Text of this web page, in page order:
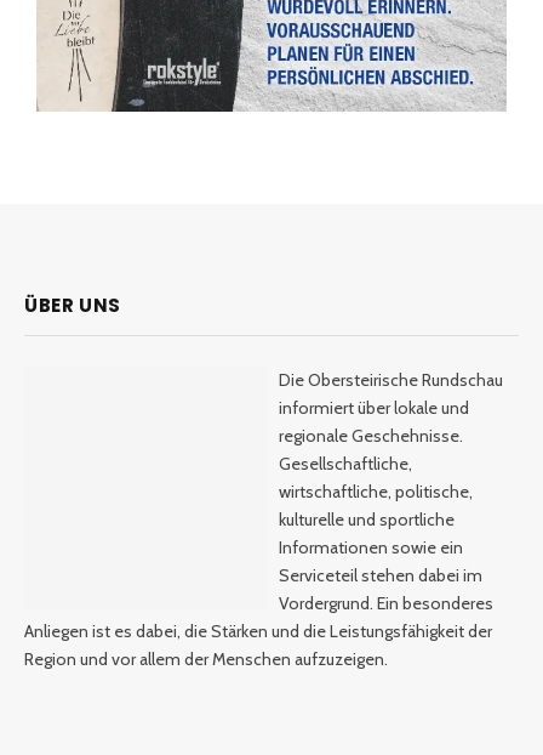
ÜBER UNS
Die Obersteirische Rundschau
informiert über lokale und
regionale Geschehnisse.
Gesellschaftliche,
wirtschaftliche, politische,
kulturelle und sportliche
Informationen sowie ein
Serviceteil stehen dabei im
Vordergrund. Ein besonderes
Anliegen ist es dabei, die Stärken und die Leistungsfähigkeit der
Region und vor allem der Menschen aufzuzeigen.